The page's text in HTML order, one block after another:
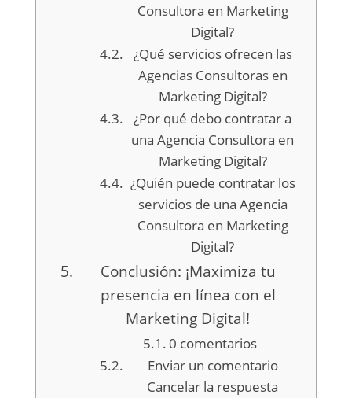
Consultora en Marketing
Digital?
¿Qué servicios ofrecen las
Agencias Consultoras en
Marketing Digital?
¿Por qué debo contratar a
una Agencia Consultora en
Marketing Digital?
¿Quién puede contratar los
servicios de una Agencia
Consultora en Marketing
Digital?
Conclusión: ¡Maximiza tu
presencia en línea con el
Marketing Digital!
0 comentarios
Enviar un comentario
Cancelar la respuesta